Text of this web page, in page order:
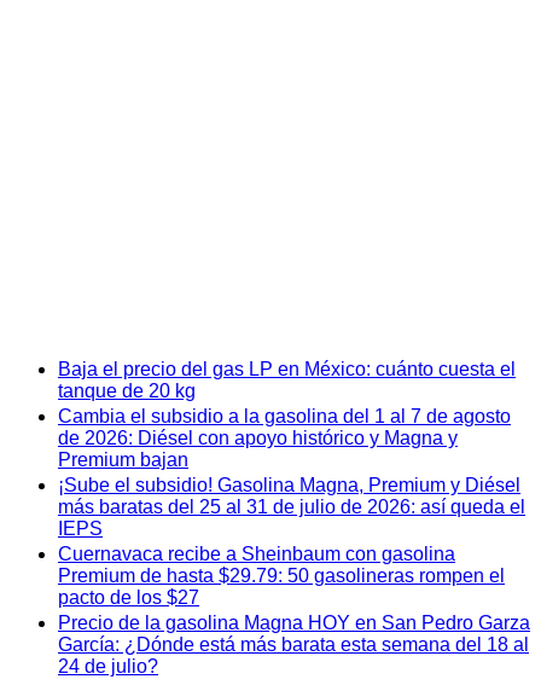
Baja el precio del gas LP en México: cuánto cuesta el
tanque de 20 kg
Cambia el subsidio a la gasolina del 1 al 7 de agosto
de 2026: Diésel con apoyo histórico y Magna y
Premium bajan
¡Sube el subsidio! Gasolina Magna, Premium y Diésel
más baratas del 25 al 31 de julio de 2026: así queda el
IEPS
Cuernavaca recibe a Sheinbaum con gasolina
Premium de hasta $29.79: 50 gasolineras rompen el
pacto de los $27
Precio de la gasolina Magna HOY en San Pedro Garza
García: ¿Dónde está más barata esta semana del 18 al
24 de julio?